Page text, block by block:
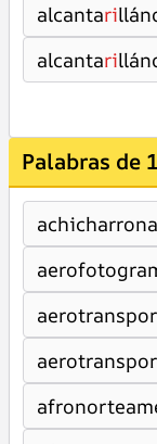
alcantari
alcantari
Palabras de
achicharrona